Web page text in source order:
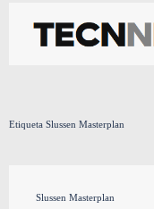
contenido
Etiqueta Slussen Masterplan
Slussen Masterplan